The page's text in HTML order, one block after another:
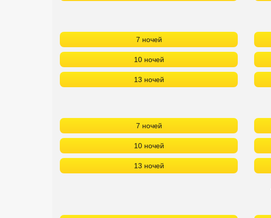
7 ночей
10 ночей
13 ночей
7 ночей
10 ночей
13 ночей